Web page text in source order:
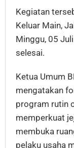
Kegiatan
Keluar Main,
Minggu, 05
selesai.
Ketua Umum
mengatakan
program rutin
memperkuat
membuka
pelaku usaha